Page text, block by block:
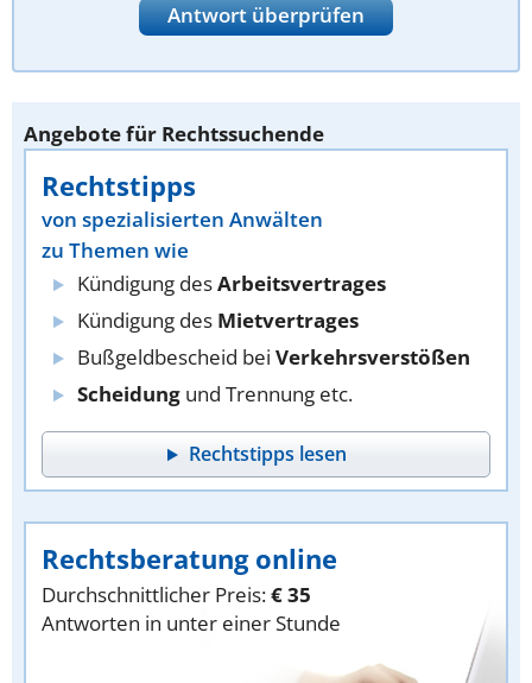
Antwort überprüfen
Angebote für Rechtssuchende
Rechtstipps
von spezialisierten Anwälten
zu Themen wie
Kündigung desArbeitsvertrages
Kündigung des Mietvertrages
Bußgeldbescheid bei Verkehrsverstößen
Scheidung und Trennung etc.
Rechtstipps lesen
Rechtsberatung online
Durchschnittlicher Preis:€ 35
Antworten in unter einer Stunde